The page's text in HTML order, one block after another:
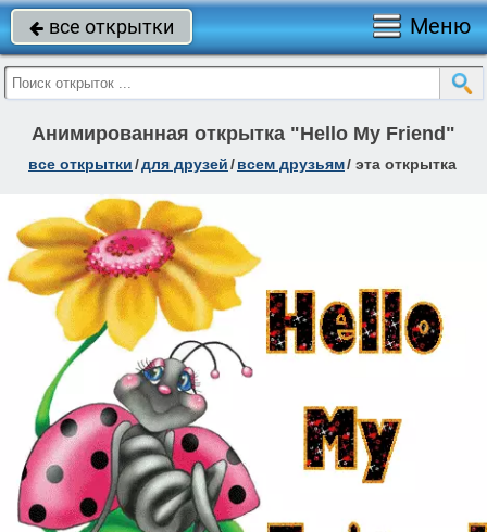
 все открытки Меню
Анимированная открытка "Hello My Friend"
все открытки/для друзей/всем друзьям/ эта открытка